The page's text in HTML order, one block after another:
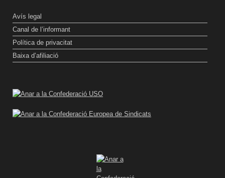
Avís legal
Canal de l’informant
Política de privacitat
Baixa d’afiliació